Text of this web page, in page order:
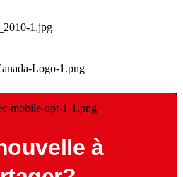
à